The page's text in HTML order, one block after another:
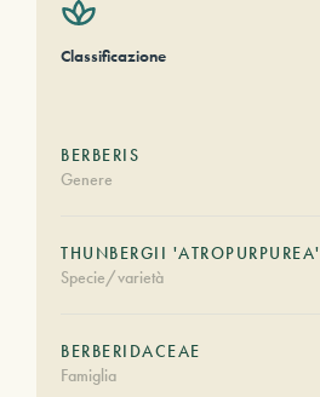
Classificazione
BERBERIS
Genere
THUNBERGII 'ATROPURPUREA'
Specie/varietà
BERBERIDACEAE
Famiglia